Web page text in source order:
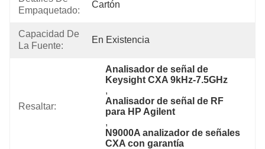
Empaquetado:
Cartón
Capacidad De
La Fuente:
En Existencia
Resaltar:
Analisador de señal de
Keysight CXA 9kHz-7.5GHz
,
Analisador de señal de RF
para HP Agilent
,
N9000A analizador de señales
CXA con garantía